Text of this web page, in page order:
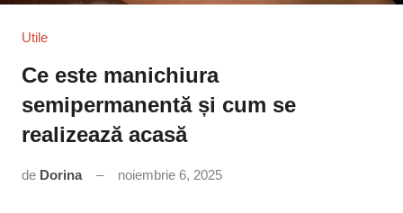
Utile
Ce este manichiura
semipermanentă și cum se
realizează acasă
de Dorina noiembrie 6, 2025